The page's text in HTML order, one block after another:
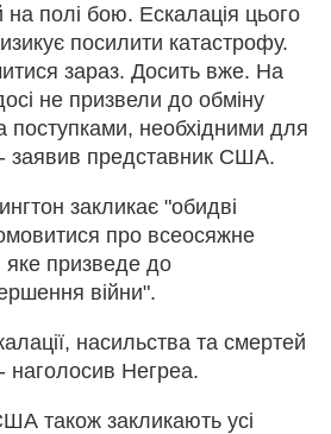
на полі бою. Ескалація цього
посилити катастрофу.
зараз. Досить вже. На
не призвели до обміну
поступками, необхідними для
заявив представник США.
закликає "обидві
про всеосяжне
призведе до
війни".
насильства та смертей
наголосив Негреа.
також закликають усі